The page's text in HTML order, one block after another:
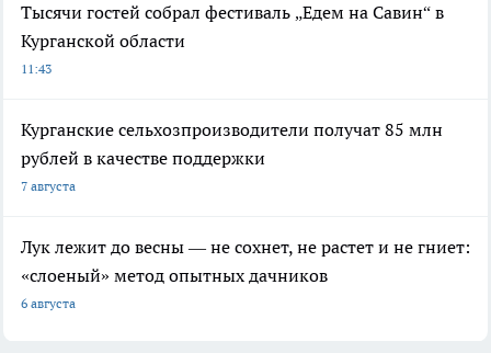
Тысячи гостей собрал фестиваль „Едем на Савин“ в
Курганской области
11:43
Курганские сельхозпроизводители получат 85 млн
рублей в качестве поддержки
7 августа
Лук лежит до весны — не сохнет, не растет и не гниет:
«слоеный» метод опытных дачников
6 августа